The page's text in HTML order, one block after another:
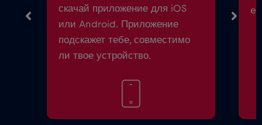
скачай приложение для iOS
или Android. Приложение
подскажет тебе, совместимо
ли твое устройство.